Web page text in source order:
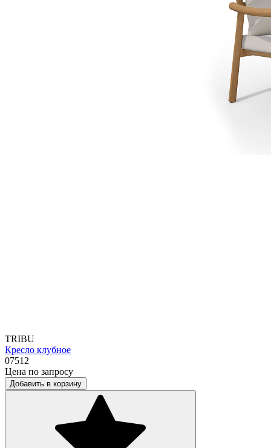
TRIBU
Кресло клубное
07512
Цена по запросу
Добавить в корзину